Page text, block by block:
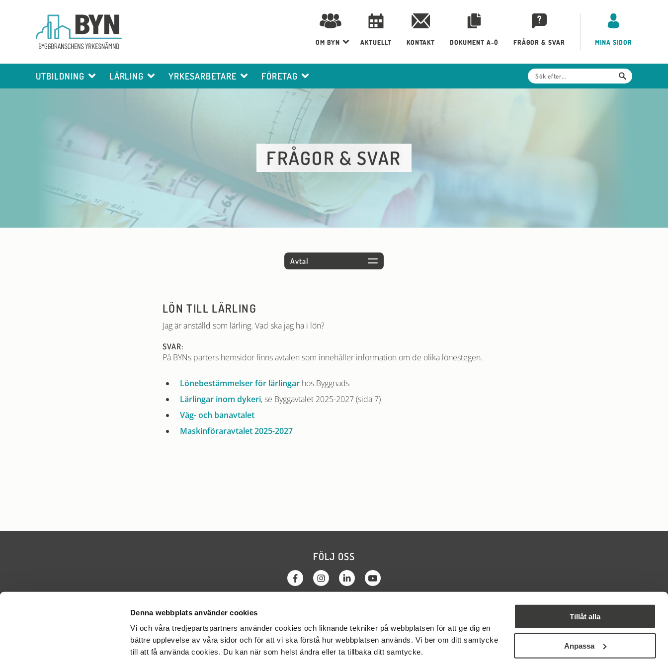
Denna webbplats använder cookies
Vi och våra tredjepartspartners använder cookies och liknande tekniker på webbplatsen för att ge dig en
bättre upplevelse av våra sidor och för att vi ska förstå hur webbplatsen används. Vi ber om ditt samtycke
till att få använda cookies. Du kan när som helst ändra eller ta tillbaka ditt samtycke.
Tillåt alla
Anpassa
OM BYN AKTUELLT KONTAKT DOKUMENT A-Ö FRÅGOR & SVAR MINA SIDOR
UTBILDNING LÄRLING YRKESARBETARE FÖRETAG
FRÅGOR & SVAR
LÖN TILL LÄRLING
Jag är anställd som lärling. Vad ska jag ha i lön?
SVAR:
På BYNs parters hemsidor finns avtalen som innehåller information om de olika lönestegen.
Lönebestämmelser för lärlingar hos Byggnads
Lärlingar inom dykeri, se Byggavtalet 2025-2027 (sida 7)
Väg- och banavtalet
Maskinföraravtalet 2025-2027
FÖLJ OSS
KONTAKTA OSS
Kontakta regionerna
Kontakta parterna
Cookies
GDPR